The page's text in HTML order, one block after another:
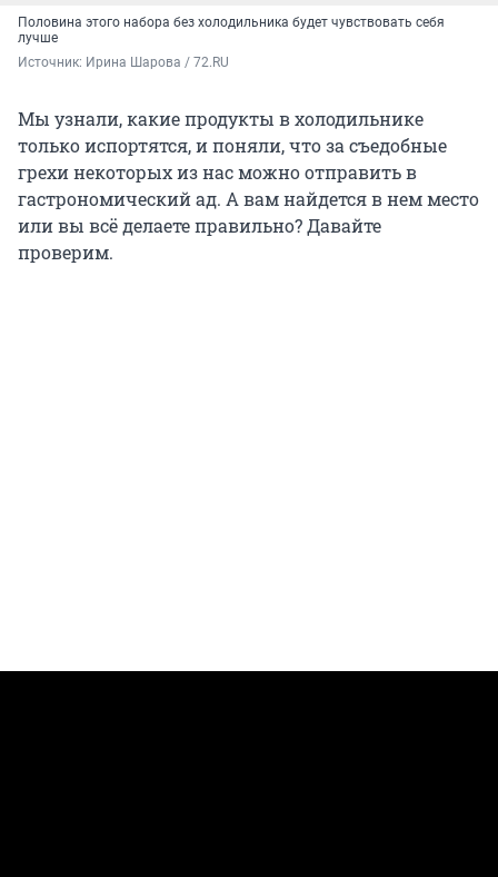
Половина этого набора без холодильника будет чувствовать себя
лучше
Источник: Ирина Шарова / 72.RU
Мы узнали, какие продукты в холодильнике
только испортятся, и поняли, что за съедобные
грехи некоторых из нас можно отправить в
гастрономический ад. А вам найдется в нем место
или вы всё делаете правильно? Давайте
проверим.